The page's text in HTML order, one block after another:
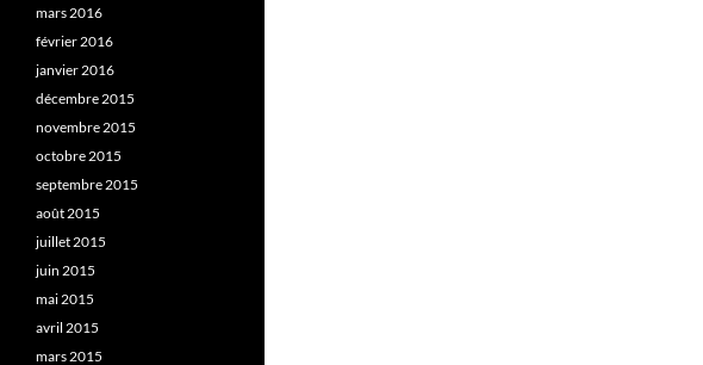
mars 2016
février 2016
janvier 2016
décembre 2015
novembre 2015
octobre 2015
septembre 2015
août 2015
juillet 2015
juin 2015
mai 2015
avril 2015
mars 2015